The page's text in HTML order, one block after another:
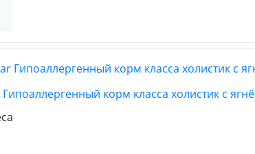
корм класса холистик с